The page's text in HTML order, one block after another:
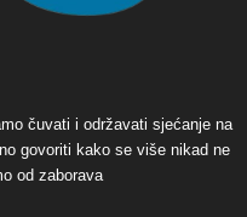
čuvati i održavati sjećanje na
govoriti kako se više nikad ne
od zaborava